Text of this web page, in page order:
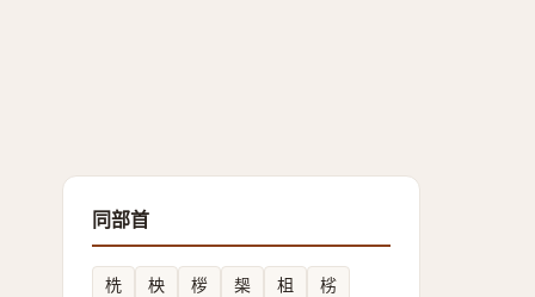
同部首
㭠 柍 㭮 椝 柤
㭞